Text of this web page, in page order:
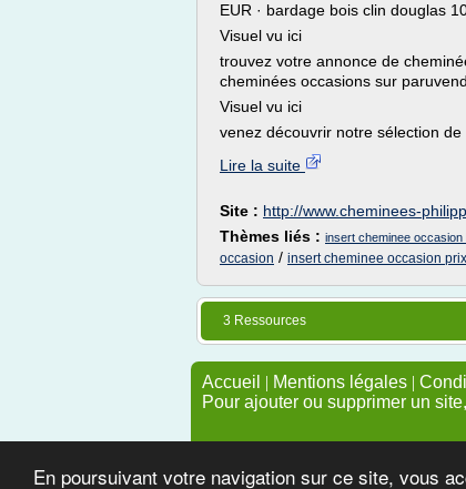
En poursuivant votre navigation sur ce site, vous
EUR · bardage bois clin douglas
Visuel vu ici
trouvez votre annonce de
cheminées occasions sur
Visuel vu ici
venez découvrir notre sélection de
Lire la suite
Site : http://www.cheminees-
Thèmes liés : insert cheminee occasion
occasion / insert cheminee occasion prix
3 Ressources
Accueil | Mentions légales |
Pour ajouter ou supprimer un